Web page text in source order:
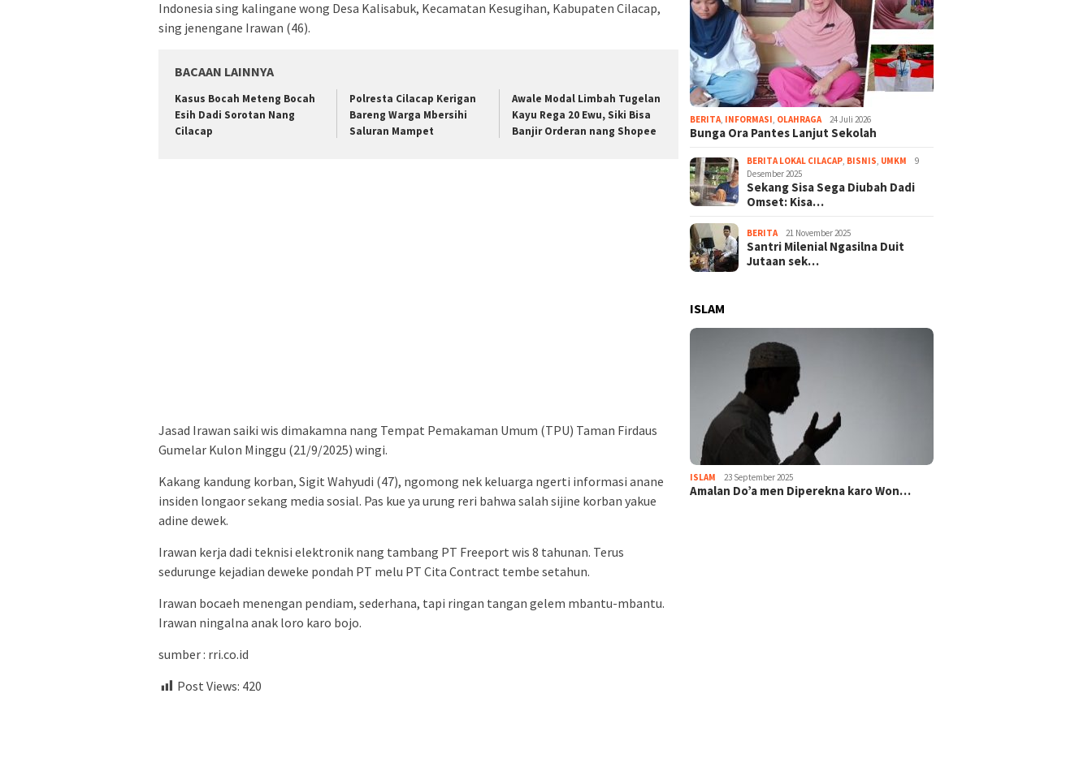
Indonesia sing kalingane wong Desa Kalisabuk, Kecamatan Kesugihan, Kabupaten Cilacap,
sing jenengane Irawan (46).
BACAAN LAINNYA
Kasus Bocah Meteng Bocah
Esih Dadi Sorotan Nang
Cilacap
Polresta Cilacap Kerigan
Bareng Warga Mbersihi
Saluran Mampet
Awale Modal Limbah Tugelan
Kayu Rega 20 Ewu, Siki Bisa
Banjir Orderan nang Shopee
Jasad Irawan saiki wis dimakamna nang Tempat Pemakaman Umum (TPU) Taman Firdaus
Gumelar Kulon Minggu (21/9/2025) wingi.
Kakang kandung korban, Sigit Wahyudi (47), ngomong nek keluarga ngerti informasi anane
insiden longaor sekang media sosial. Pas kue ya urung reri bahwa salah sijine korban yakue
adine dewek.
Irawan kerja dadi teknisi elektronik nang tambang PT Freeport wis 8 tahunan. Terus
sedurunge kejadian deweke pondah PT melu PT Cita Contract tembe setahun.
Irawan bocaeh menengan pendiam, sederhana, tapi ringan tangan gelem mbantu-mbantu.
Irawan ningalna anak loro karo bojo.
sumber : rri.co.id
Post Views: 420
BERITA INFORMASI OLAHRAGA 24 Juli 2026
Bunga Ora Pantes Lanjut Sekolah
BERITA LOKAL CILACAP BISNIS UMKM
9
Desember 2025
Sekang Sisa Sega Diubah Dadi
Omset: Kisa…
BERITA 21 November 2025
Santri Milenial Ngasilna Duit
Jutaan sek…
ISLAM
ISLAM 23 September 2025
Amalan Do’a men Diperekna karo Won…